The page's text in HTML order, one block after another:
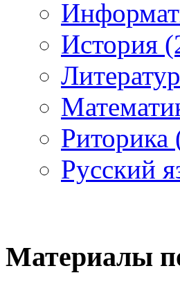
История
Риторика
Русский
Материалы